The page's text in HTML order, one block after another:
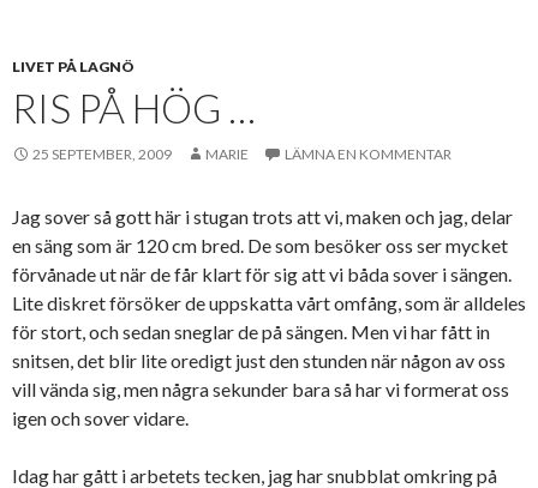
LIVET PÅ LAGNÖ
RIS PÅ HÖG …
25 SEPTEMBER, 2009 MARIE LÄMNA EN KOMMENTAR
Jag sover så gott här i stugan trots att vi, maken och jag, delar
en säng som är 120 cm bred. De som besöker oss ser mycket
förvånade ut när de får klart för sig att vi båda sover i sängen.
Lite diskret försöker de uppskatta vårt omfång, som är alldeles
för stort, och sedan sneglar de på sängen. Men vi har fått in
snitsen, det blir lite oredigt just den stunden när någon av oss
vill vända sig, men några sekunder bara så har vi formerat oss
igen och sover vidare.
Idag har gått i arbetets tecken, jag har snubblat omkring på